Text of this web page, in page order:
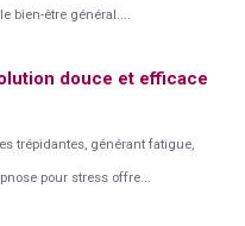
bien-être général....
douce et efficace
trépidantes, générant fatigue,
pour stress offre...